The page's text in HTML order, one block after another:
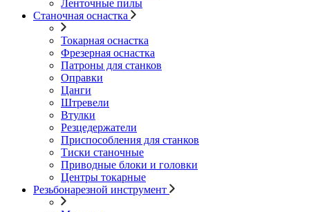
Ленточные пилы
Станочная оснастка
Токарная оснастка
Фрезерная оснастка
Патроны для станков
Оправки
Цанги
Штревели
Втулки
Резцедержатели
Приспособления для станков
Тиски станочные
Приводные блоки и головки
Центры токарные
Резьбонарезной инструмент